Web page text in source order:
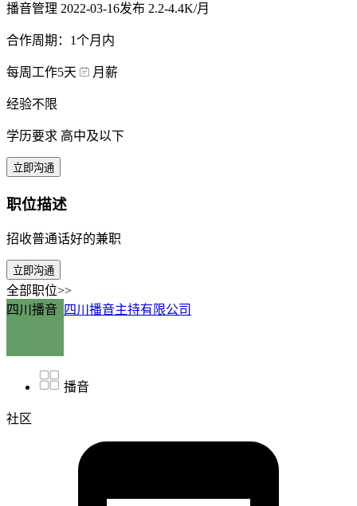
播音管理 2022-03-16发布 2.2-4.4K/月
合作周期：1个月内
每周工作5天 月薪
经验不限
学历要求 高中及以下
立即沟通
职位描述
招收普通话好的兼职
立即沟通
全部职位>>
四川播音
四川播音主持有限公司
播音
社区